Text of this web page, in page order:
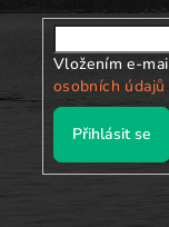
Vložením e-
osobních údajů
Přihlásit se